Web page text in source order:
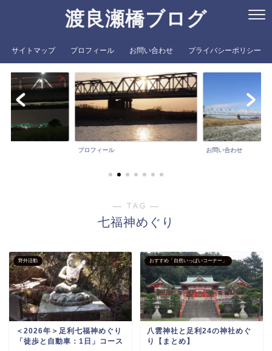
渡良瀬橋ブログ
サイトマップ プロフィール お問い合わせ プライバシーポリシー
プロフィール お問い合わせ
― TAG ―
七福神めぐり
野外活動
＜2026年＞足利七福神めぐり
「徒歩と自動車：1日」コース
おすすめ「自然いっぱいコーナー」
八雲神社と足利24の神社めぐ
り【まとめ】